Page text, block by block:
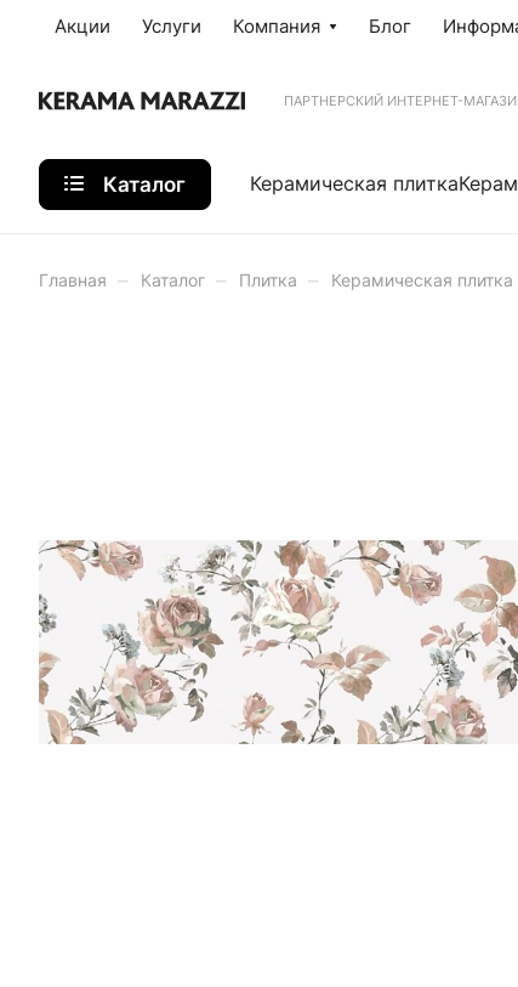
Акции Услуги Компания Блог
ПАРТНЕРСКИЙ ИНТЕРНЕТ-
Каталог Керамическая плитка
Главная – Каталог – Плитка – Керамическая плитка